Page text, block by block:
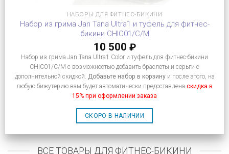
НАБОРЫ ДЛЯ ФИТНЕС-БИКИНИ
Набор из грима Jan Tana Ultra1 и туфель для фитнес-
бикини CHIC01/C/M
10 500 ₽
Набор из грима Jan Tana Ultra1 Color и туфель для фитнес-бикини
CHIC01/C/M с возможностью добавить браслеты и серьги с
дополнительной скидкой. Добавьте набор в корзинуи после этого, на
любую бижутерию вам будет автоматически предоставлена скидка в
15% при оформлении заказа
СКОРО В НАЛИЧИИ
ВСЕ ТОВАРЫ ДЛЯ ФИТНЕС-БИКИНИ